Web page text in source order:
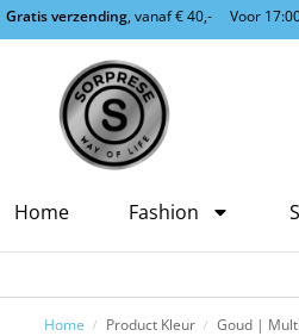
Gratis verzending, vanaf € 40,- Voor
Home Fashion
Home / Product Kleur / Goud | Multi